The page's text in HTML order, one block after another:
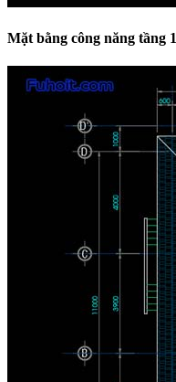
Mặt bằng công năng tầng 1